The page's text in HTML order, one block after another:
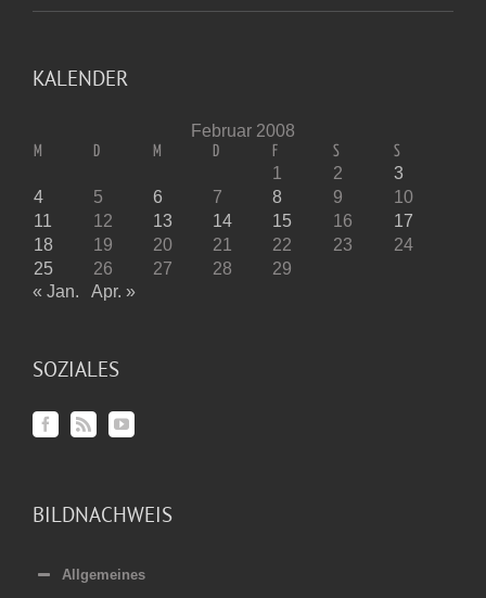
KALENDER
Februar 2008
M D M D F S S
1 2
3
4
5 6 7 8 9
10
11
12 13 14 15 16
17
18
19 20 21 22 23
24
25
26 27 28
29
« Jan.
Apr. »
SOZIALES
BILDNACHWEIS
Allgemeines